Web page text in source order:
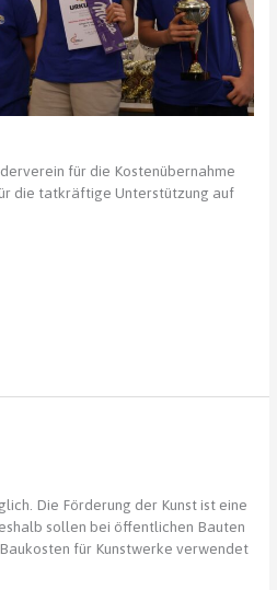
für die Kostenübernahme
die tatkräftige Unterstützung auf
Die Förderung der Kunst ist eine
sollen bei öffentlichen Bauten
für Kunstwerke verwendet